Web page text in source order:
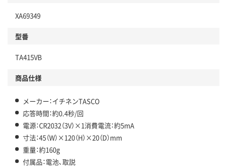
XA69349
型番
TA415VB
商品仕様
メーカー：イチネンTASCO
応答時間：約0.4秒/回
電源：CR2032（3V）×1消費電流：約5mA
寸法：45（W）×120（H）×20（D）mm
重量：約160g
付属品：電池、取説